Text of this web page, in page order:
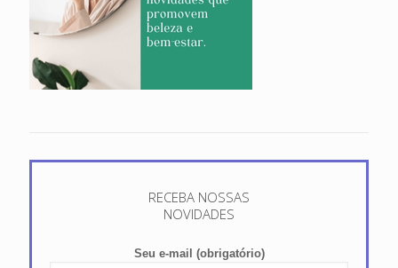
RECEBA NOSSAS
NOVIDADES
Seu e-mail (obrigatório)